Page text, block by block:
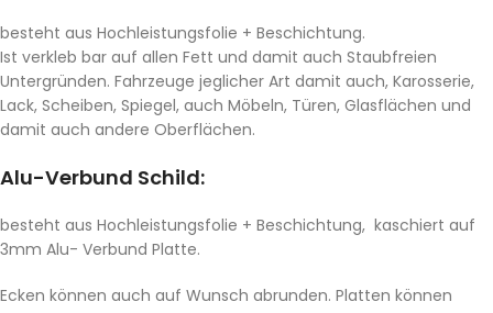
besteht aus Hochleistungsfolie + Beschichtung.
Ist verkleb bar auf allen Fett und damit auch Staubfreien
Untergründen. Fahrzeuge jeglicher Art damit auch, Karosserie,
Lack, Scheiben, Spiegel, auch Möbeln, Türen, Glasflächen und
damit auch andere Oberflächen.
Alu-Verbund Schild:
besteht aus Hochleistungsfolie + Beschichtung, kaschiert auf
3mm Alu- Verbund Platte.
Ecken können auch auf Wunsch abrunden. Platten können